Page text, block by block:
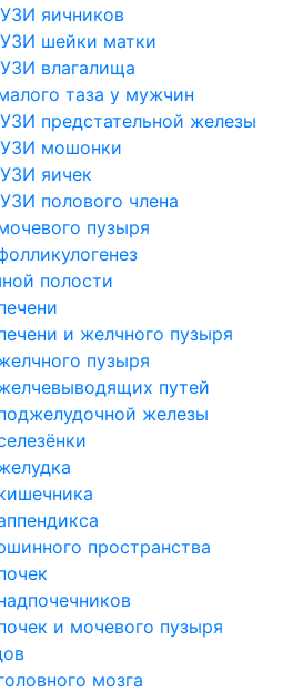
УЗИ яичников
УЗИ шейки матки
УЗИ влагалища
таза у мужчин
УЗИ предстательной железы
УЗИ мошонки
УЗИ яичек
УЗИ полового члена
пузыря
полости
и желчного пузыря
пузыря
путей
железы
пространства
и мочевого пузыря
мозга